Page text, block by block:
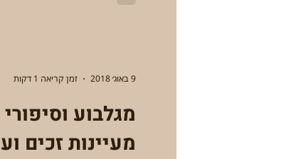
מגלבוע
מעיינות זכים ועיר עתיקה
9 באוג׳ 2018 זמן קריאה 1 דקות